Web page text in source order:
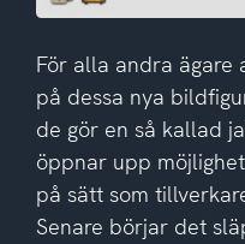
För alla andra ägare
på dessa nya
de gör en så kallad
öppnar upp
på sätt som
Senare börjar det